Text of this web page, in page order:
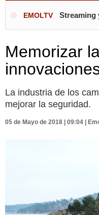
EMOLTV Streaming
Memorizar
La industria de los
mejorar la seguridad.
05 de Mayo de 2018 | 09:04 |